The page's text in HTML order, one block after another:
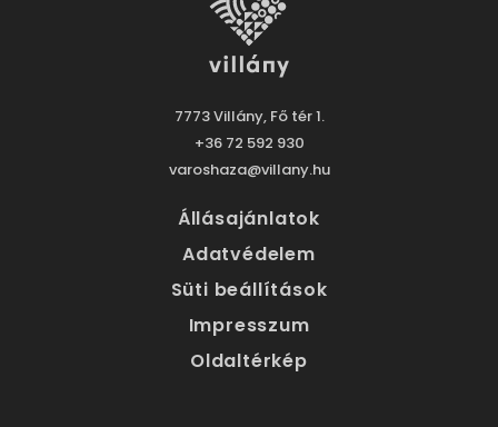
7773 Villány, Fő tér 1.
+36 72 592 930
varoshaza@villany.hu
Állásajánlatok
Adatvédelem
Süti beállítások
Impresszum
Oldaltérkép